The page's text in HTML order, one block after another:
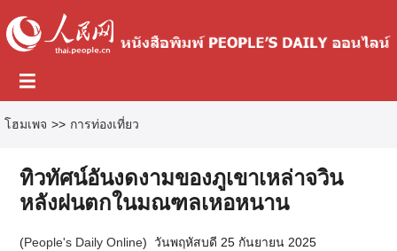
โฮมเพจ >> การท่องเที่ยว
ทิวทัศน์อันงดงามของภูเขาเหล่าจวิน
หลังฝนตกในมณฑลเหอหนาน
(People's Daily Online) วันพฤหัสบดี 25 กันยายน 2025